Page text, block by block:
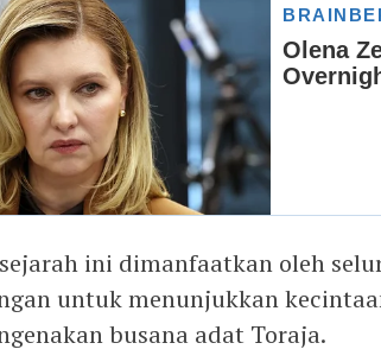
ini dimanfaatkan oleh
untuk menunjukkan
busana adat Toraja.